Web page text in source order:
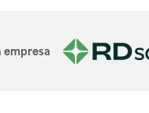
empresa